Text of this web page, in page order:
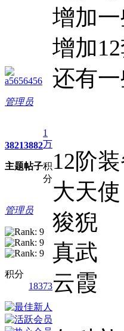
a5656456
管理员
3821
主题
3882
帖子
1
万
积
分
管理员
积分
18373
增加
增加
还有
12阶
大天使
狻猊
真武
云霞